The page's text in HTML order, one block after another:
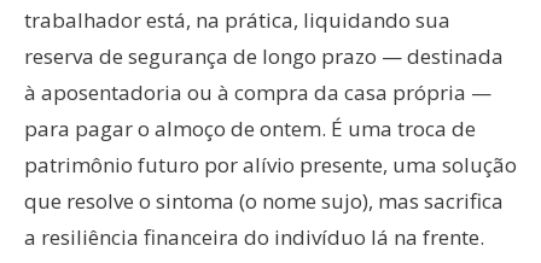
trabalhador está, na prática, liquidando sua
reserva de segurança de longo prazo — destinada
à aposentadoria ou à compra da casa própria —
para pagar o almoço de ontem. É uma troca de
patrimônio futuro por alívio presente, uma solução
que resolve o sintoma (o nome sujo), mas sacrifica
a resiliência financeira do indivíduo lá na frente.